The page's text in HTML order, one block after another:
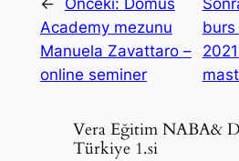
Academy mezunu
Manuela Zavattaro –
online seminer
burs
Vera Eğitim NABA&
Türkiye 1.si